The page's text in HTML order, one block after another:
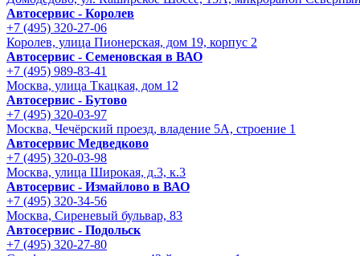
Автосервис - Королев
+7 (495) 320-27-06
Королев, улица Пионерская, дом 19, корпус 2
Автосервис - Семеновская в ВАО
+7 (495) 989-83-41
Москва, улица Ткацкая, дом 12
Автосервис - Бутово
+7 (495) 320-03-97
Москва, Чечёрский проезд, владение 5А, строение 1
Автосервис Медведково
+7 (495) 320-03-98
Москва, улица Широкая, д.3, к.3
Автосервис - Измайлово в ВАО
+7 (495) 320-34-56
Москва, Сиреневый бульвар, 83
Автосервис - Подольск
+7 (495) 320-27-80